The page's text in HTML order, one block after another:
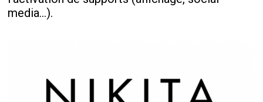
media…).